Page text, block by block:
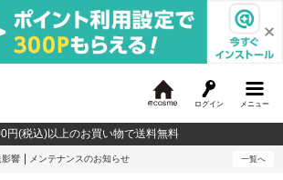
メニュー
ログイン
c
o
円(税込)以上のお買い物で送料無料
影響 メンテナンスのお知らせ 一覧へ